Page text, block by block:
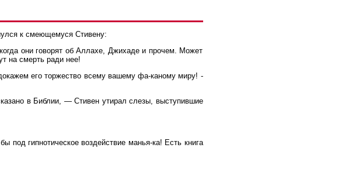
к смеющемуся Стивену:
они говорят об Аллахе, Джихаде и прочем. Может
на смерть ради нее!
его торжество всему вашему фа-каному миру! -
в Библии, — Стивен утирал слезы, выступившие
гипнотическое воздействие манья-ка! Есть книга